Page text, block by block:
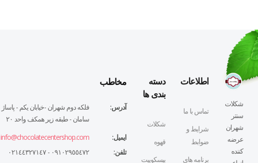
شکلات
سنتر
شهران
عرضه
کننده
اطلاعات
تماس با ما
شرایط و
ضوابط
برنامه های
دسته
بندی ها
شکلات
قهوه
بیسکوییت
مخاطب
آدرس:
فلكه دوم شهران -خيابان يكم - پاساژ
سامان - طبقه زير همكف واحد ٢٠
ایمیل:
info@chocolatecentershop.com
تلفن:
٠٩١٠٢٩٥٥٤٧٢ - ٠٢١٤٤٣٢٧١٤٧